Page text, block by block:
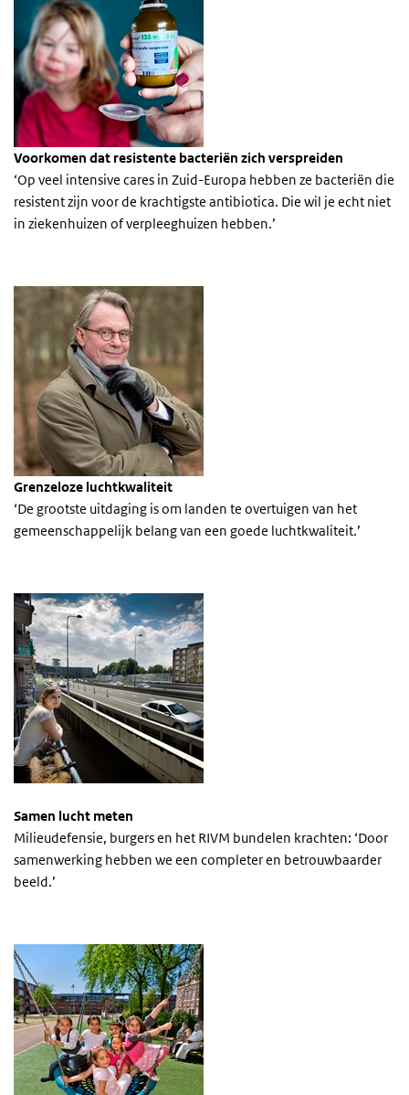
Voorkomen dat resistente bacteriën zich verspreiden
‘Op veel intensive cares in Zuid-Europa hebben ze bacteriën die
resistent zijn voor de krachtigste antibiotica. Die wil je echt niet
in ziekenhuizen of verpleeghuizen hebben.’
Grenzeloze luchtkwaliteit
‘De grootste uitdaging is om landen te overtuigen van het
gemeenschappelijk belang van een goede luchtkwaliteit.’
Samen lucht meten
Milieudefensie, burgers en het RIVM bundelen krachten: ‘Door
samenwerking hebben we een completer en betrouwbaarder
beeld.’